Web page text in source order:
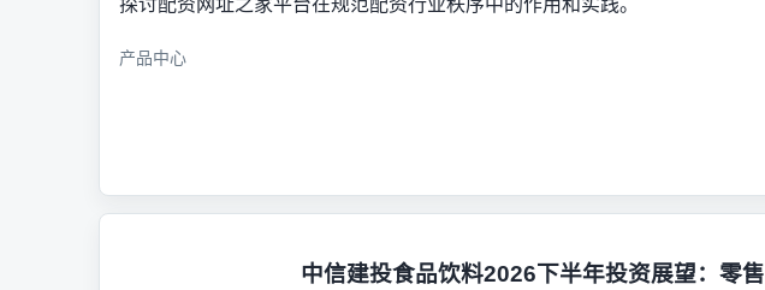
产品中心
中信建投食品饮料2026下半年投资展望：零售